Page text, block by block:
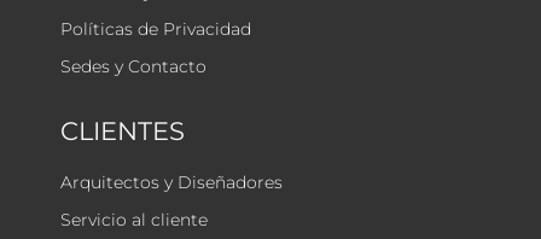
Políticas de Privacidad
Sedes y Contacto
CLIENTES
Arquitectos y Diseñadores
Servicio al cliente